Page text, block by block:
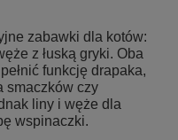
zabawki dla kotów:
z łuską gryki. Oba
funkcję drapaka,
smaczków czy
liny i węże dla
wspinaczki.